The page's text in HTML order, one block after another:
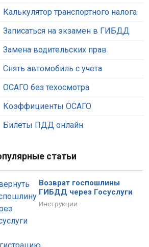
Калькулятор транспортного налога
Записаться на экзамен в ГИБДД
Замена водительских прав
Снять автомобиль с учета
ОСАГО без техосмотра
Коэффициенты ОСАГО
Билеты ПДД онлайн
статьи
Возврат госпошлины
ГИБДД через Госуслуги
Инструкции